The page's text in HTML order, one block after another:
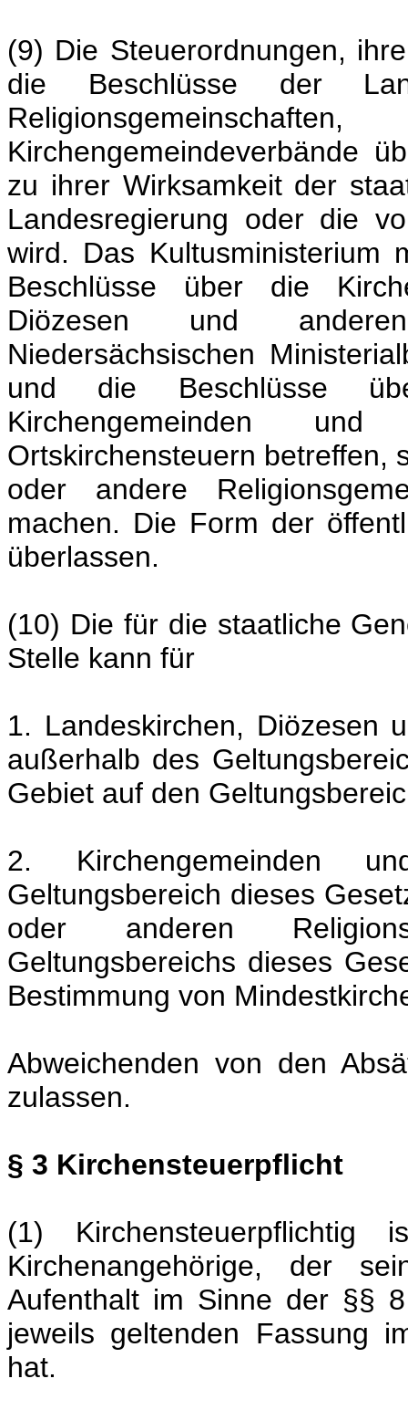
(9) Die Steuerordnungen,
die Beschlüsse der
Kirchengemeindeverbände
zu ihrer Wirksamkeit der
Landesregierung oder die
wird. Das Kultusministerium
Beschlüsse über die
Diözesen und
Niedersächsischen
und die Beschlüsse
Kirchengemeinden und
Ortskirchensteuern betreffen,
oder andere
machen. Die Form der
überlassen.
(10) Die für die staatliche
Stelle kann für
1. Landeskirchen, Diözesen
außerhalb des
Gebiet auf den
2. Kirchengemeinden
Geltungsbereich dieses
oder anderen
Geltungsbereichs dieses
Bestimmung von
Abweichenden von den
zulassen.
§ 3 Kirchensteuerpflicht
(1)
Kirchenangehörige, der
Aufenthalt im Sinne der §§
jeweils geltenden Fassung
hat.